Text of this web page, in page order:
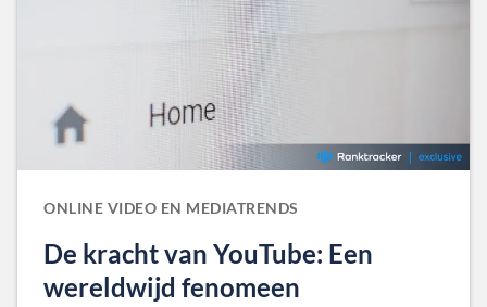
ONLINE VIDEO EN MEDIATRENDS
De kracht van YouTube: Een
wereldwijd fenomeen